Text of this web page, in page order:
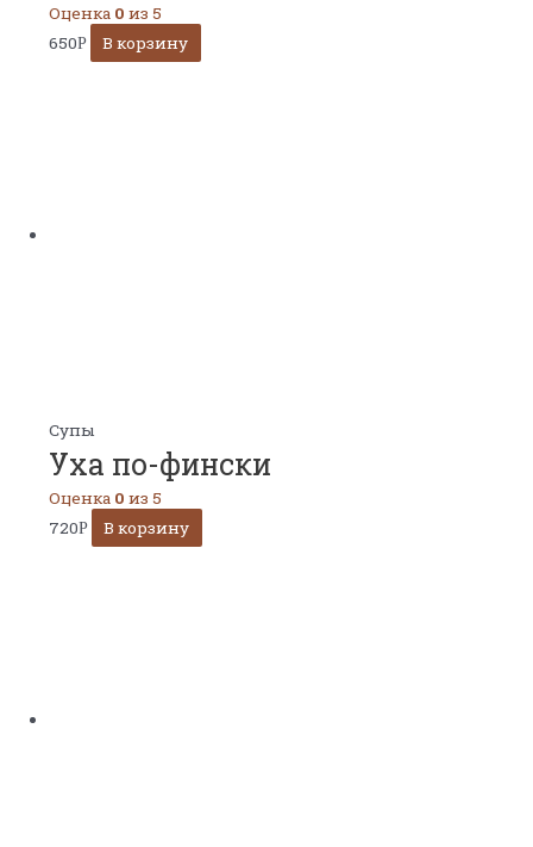
Оценка 0 из 5
650Р В корзину
Супы
Уха по-фински
Оценка 0 из 5
720Р В корзину